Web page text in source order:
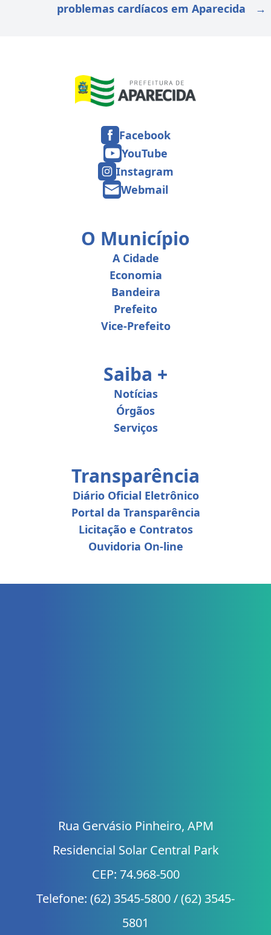
problemas cardíacos em Aparecida
→
Facebook
YouTube
Instagram
Webmail
O Município
A Cidade
Economia
Bandeira
Prefeito
Vice-Prefeito
Saiba +
Notícias
Órgãos
Serviços
Transparência
Diário Oficial Eletrônico
Portal da Transparência
Licitação e Contratos
Ouvidoria On-line
Rua Gervásio Pinheiro, APM
Residencial Solar Central Park
CEP: 74.968-500
Telefone: (62) 3545-5800 / (62) 3545-
5801